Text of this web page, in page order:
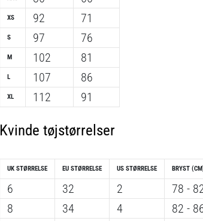
XS
S
M
L
XL
92
97
102
107
112
71
76
81
86
91
Kvinde tøjstørrelser
UK STØRRELSE
6
8
EU STØRRELSE
32
34
US STØRRELSE
2
4
BRYST
78 -
82 -